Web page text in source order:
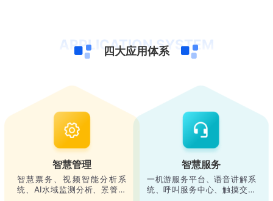
APPLICATION SYSTEM
四大应用体系
智慧管理
智慧票务、视频智能分析系
统、AI水域监测分析、景管通
智慧服务
一机游服务平台、语音讲解系
统、呼叫服务中心、触摸交互